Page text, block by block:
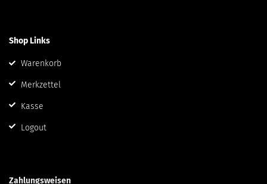
Shop Links
Warenkorb
Merkzettel
Kasse
Logout
Zahlungsweisen